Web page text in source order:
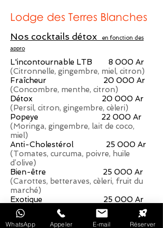
Lodge des Terres Blanches
Nos cocktails détox
en fonction des
appro
L'incontournable LTB 8 000 Ar
(Citronnelle, gingembre, miel, citron)
Fraîcheur 20 000 Ar
(Concombre, menthe, citron)
Détox 20 000 Ar
(Persil, citron, gingembre, cèleri)
Popeye 22 000 Ar
(Moringa, gingembre, lait de coco,
miel)
Anti-Cholestérol 25 000 Ar
(Tomates, curcuma, poivre, huile
d’olive)
Bien-être 25 000 Ar
(Carottes, betteraves, cèleri, fruit du
marché)
Exotique 25 000 Ar
(Fruits du marché, lait de coco, basilic)
WhatsApp Appeler E-mail Réserver